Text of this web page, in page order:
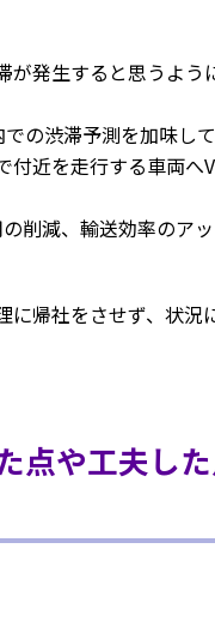
発生すると思うよう
の渋滞予測を加味し
近を走行する車両へ
削減、輸送効率のア
帰社をさせず、状況
点や工夫し